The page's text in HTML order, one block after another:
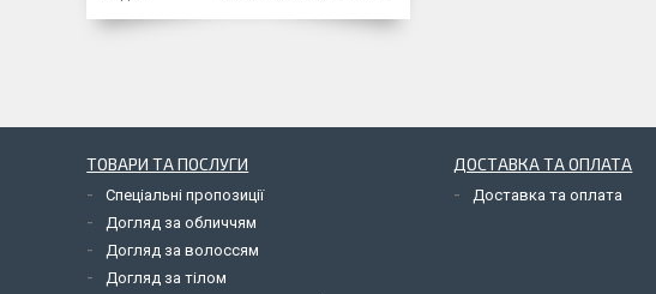
ТОВАРИ ТА ПОСЛУГИ
Спеціальні пропозиції
Догляд за обличчям
Догляд за волоссям
Догляд за тілом
ДОСТАВКА ТА ОПЛАТА
Доставка та оплата